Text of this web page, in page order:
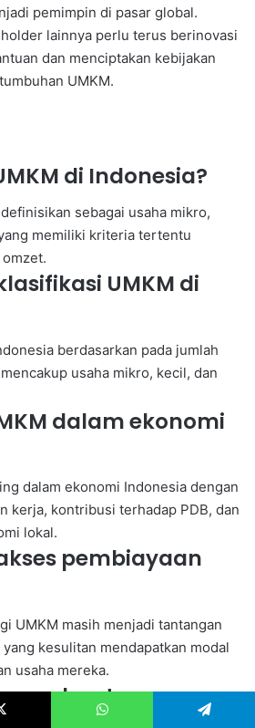
pemimpin di pasar global.
lainnya perlu terus berinovasi
dan menciptakan kebijakan
UMKM.
di Indonesia?
sebagai usaha mikro,
memiliki kriteria tertentu
UMKM di
berdasarkan pada jumlah
usaha mikro, kecil, dan
dalam ekonomi
dalam ekonomi Indonesia dengan
kerja, kontribusi terhadap PDB, dan
lokal.
pembiayaan
UMKM masih menjadi tantangan
kesulitan mendapatkan modal
usaha mereka.
bantuan